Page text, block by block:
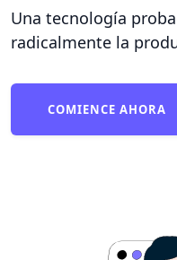
Una tecnología
radicalmente la
COMIENCE AHORA